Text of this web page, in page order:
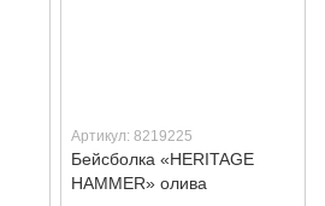
Артикул: 8219225
Бейсболка «HERITAGE
HAMMER» олива